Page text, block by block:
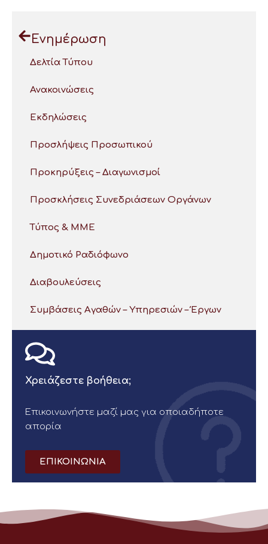
Ενημέρωση
Δελτία Τύπου
Ανακοινώσεις
Εκδηλώσεις
Προσλήψεις Προσωπικού
Προκηρύξεις – Διαγωνισμοί
Προσκλήσεις Συνεδριάσεων Οργάνων
Τύπος & ΜΜΕ
Δημοτικό Ραδιόφωνο
Διαβουλεύσεις
Συμβάσεις Αγαθών – Υπηρεσιών – Έργων
Χρειάζεστε βοήθεια;
Επικοινωνήστε μαζί μας για οποιαδήποτε
απορία
ΕΠΙΚΟΙΝΩΝΙΑ